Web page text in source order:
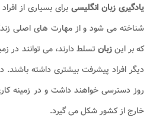
یادگیری زبان انگلیسیبرای بسیاری از
شناخته می شود و از مهارت های اصلی
که بر اینزبان تسلط دارند، می توانند در
دیگر افراد پیشرفت بیشتری داشته باشند.
روز دسترسی خواهند داشت و در زمینه کاری
خارج از کشور شکل می گیرد.